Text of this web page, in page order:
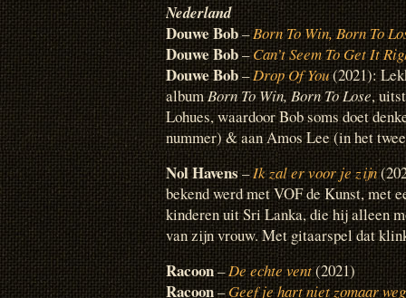
Nederland
Douwe Bob–Born To Win, Born To
Douwe Bob–Can’t Seem To Get It
Douwe Bob–Drop Of You(2021):
albumBorn To Win, Born To Lose,
Lohues, waardoor Bob soms doet
nummer) & aan Amos Lee (in het
Nol Havens–Ik zal er voor je zijn
bekend werd met VOF de Kunst, met
kinderen uit Sri Lanka, die hij alleen
van zijn vrouw. Met gitaarspel dat
Racoon–De echte vent(2021)
Racoon–Geef je hart niet zomaar weg